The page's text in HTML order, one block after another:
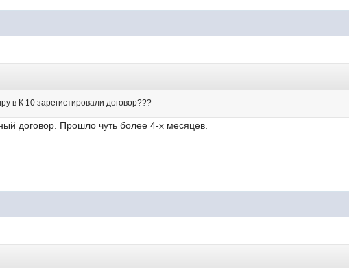
в К 10 зарегистировали договор???
договор. Прошло чуть более 4-х месяцев.